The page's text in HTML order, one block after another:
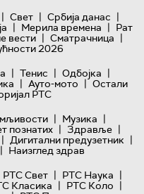
| Свет | Србија данас |
| Мерила времена | Рат
вести | Сматрачница |
2026
| Тенис | Одбојка |
| Ауто-мото | Остали
РТС
| Музика |
познатих | Здравље |
| Дигитални предузетник |
| Наизглед здрав
РТС Свет | РТС Наука |
Класика | РТС Коло |